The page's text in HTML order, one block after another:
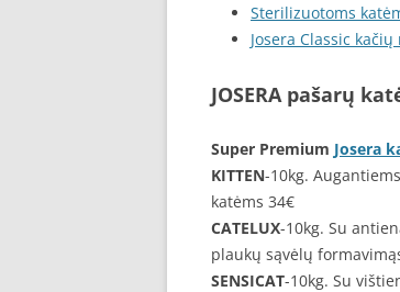
Sterilizuotoms
Josera Classic kačių
JOSERA pašarų
Super Premium Josera
KITTEN-10kg.
katėms 34€
CATELUX-10kg. Su
plaukų sąvėlų
SENSICAT-10kg. Su